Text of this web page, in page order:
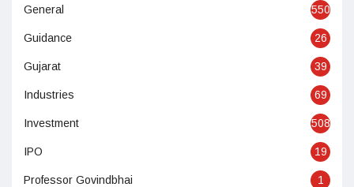
General 550
Guidance 26
Gujarat 39
Industries 69
Investment 508
IPO 19
Professor Govindbhai 1